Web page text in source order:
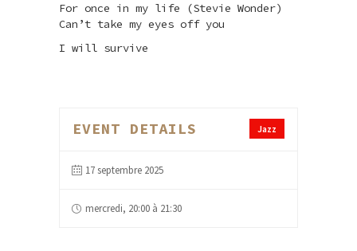
For once in my life (Stevie Wonder)
Can’t take my eyes off you
I will survive
Jazz
EVENT DETAILS
17 septembre 2025
mercredi, 20:00 à 21:30